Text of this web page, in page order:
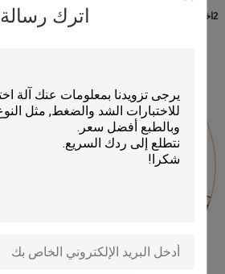
اترك رسالة 2اختبار هبوط الجانبين